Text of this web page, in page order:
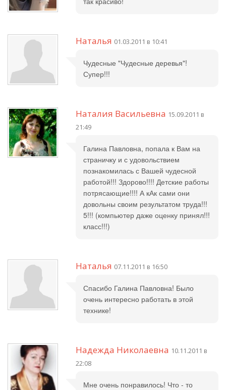
Наталья 01.03.2011 в 10:41
Чудесные "Чудесные деревья"!
Супер!!!
Наталия Васильевна 15.09.2011 в
21:49
Галина Павловна, попала к Вам на
страничку и с удовольствием
познакомилась с Вашей чудесной
работой!!! Здорово!!!! Детские работы
потрясающие!!!! А кАк сами они
довольны своим результатом труда!!!
5!!! (компьютер даже оценку принял!!!
класс!!!)
Наталья 07.11.2011 в 16:50
Спасибо Галина Павловна! Было
очень интересно работать в этой
технике!
Надежда Николаевна 10.11.2011 в
22:08
Мне очень понравилось! Что - то